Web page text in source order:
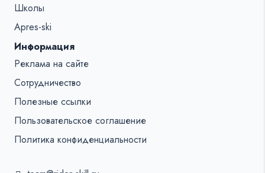
Школы
Apres-ski
Информация
Реклама на сайте
Сотрудничество
Полезные ссылки
Пользовательское соглашение
Политика конфиденциальности